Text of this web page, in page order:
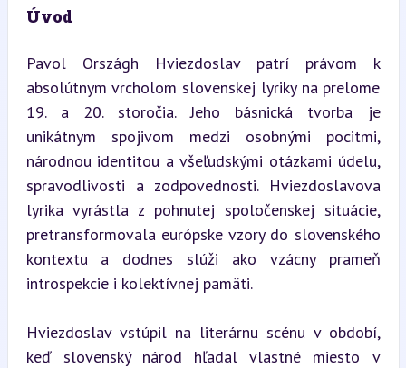
Úvod
Pavol Országh Hviezdoslav patrí právom k
absolútnym vrcholom slovenskej lyriky na prelome
19. a 20. storočia. Jeho básnická tvorba je
unikátnym spojivom medzi osobnými pocitmi,
národnou identitou a všeľudskými otázkami údelu,
spravodlivosti a zodpovednosti. Hviezdoslavova
lyrika vyrástla z pohnutej spoločenskej situácie,
pretransformovala európske vzory do slovenského
kontextu a dodnes slúži ako vzácny prameň
introspekcie i kolektívnej pamäti.
Hviezdoslav vstúpil na literárnu scénu v období,
keď slovenský národ hľadal vlastné miesto v